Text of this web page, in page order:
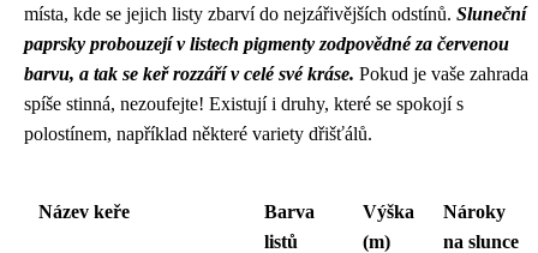
místa, kde se jejich listy zbarví do nejzářivějších odstínů. Sluneční
paprsky probouzejí v listech pigmenty zodpovědné za červenou
barvu, a tak se keř rozzáří v celé své kráse. Pokud je vaše zahrada
spíše stinná, nezoufejte! Existují i druhy, které se spokojí s
polostínem, například některé variety dřišťálů.
Název keře
Barva
listů
Výška
(m)
Nároky
na slunce